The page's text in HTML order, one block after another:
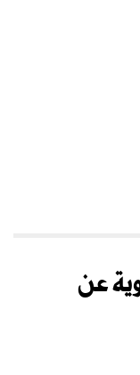
عن